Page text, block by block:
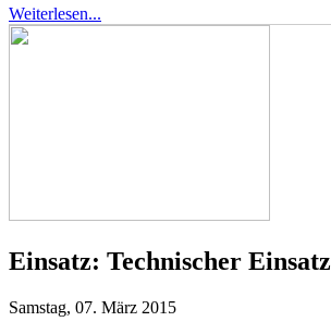
Weiterlesen...
Einsatz: Technischer Einsatz
Samstag, 07. März 2015